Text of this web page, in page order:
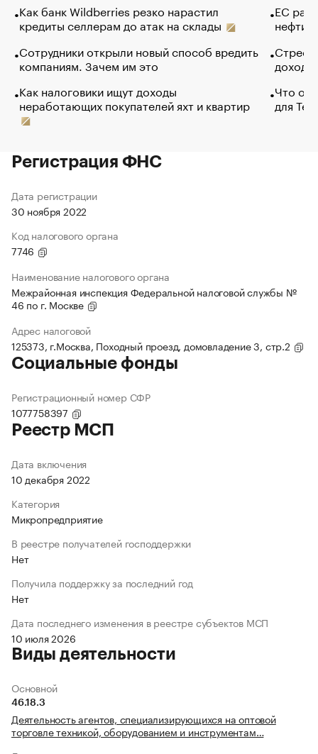
Как банк Wildberries резко нарастил
кредиты селлерам до атак на склады
Сотрудники открыли новый способ вредить
компаниям. Зачем им это
Как налоговики ищут доходы
неработающих покупателей яхт и квартир
ЕС
нефти
Что
для
Регистрация ФНС
Дата регистрации
30 ноября 2022
Код налогового органа
7746
Наименование налогового органа
Межрайонная инспекция Федеральной налоговой службы №
46 по г. Москве
Адрес налоговой
125373, г.Москва, Походный проезд, домовладение 3, стр.2
Социальные фонды
Регистрационный номер СФР
1077758397
Реестр МСП
Дата включения
10 декабря 2022
Категория
Микропредприятие
В реестре получателей господдержки
Нет
Получила поддержку за последний год
Нет
Дата последнего изменения в реестре субъектов МСП
10 июля 2026
Виды деятельности
Основной
46.18.3
Деятельность агентов, специализирующихся на оптовой
торговле техникой, оборудованием и инструментам…